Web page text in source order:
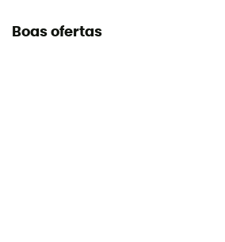
Boas ofertas